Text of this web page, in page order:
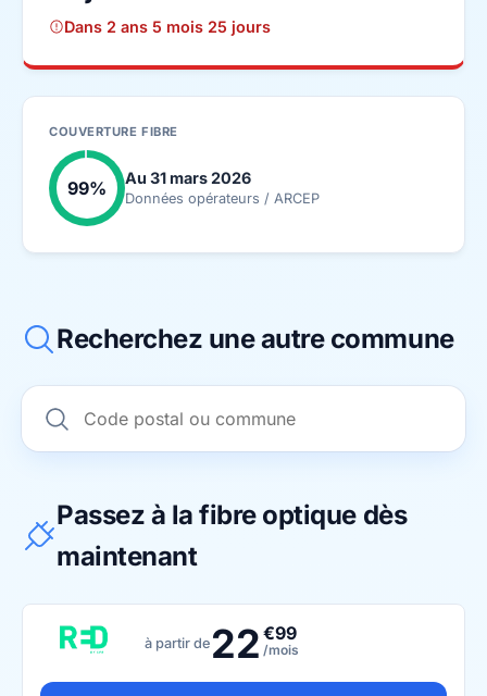
Dans 2 ans 5 mois 25 jours
COUVERTURE FIBRE
99% Au 31 mars 2026
Données opérateurs / ARCEP
Recherchez une autre commune
Passez à la fibre optique dès
maintenant
à partir de 22 €99
/mois